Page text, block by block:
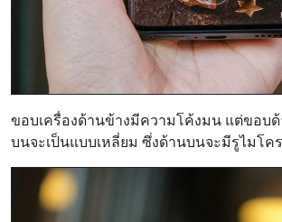
ขอบเครื่องด้านข้างมีความโค้งมน แต่ขอบ
บนจะเป็นแบบเหลี่ยม ซึ่งด้านบนจะมีรูไมโค